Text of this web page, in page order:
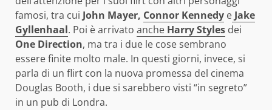
famosi, tra cui John Mayer, Connor Kennedy e Jake
Gyllenhaal. Poi è arrivato anche Harry Styles dei
One Direction, ma tra i due le cose sembrano
essere finite molto male. In questi giorni, invece, si
parla di un flirt con la nuova promessa del cinema
Douglas Booth, i due si sarebbero visti “in segreto”
in un pub di Londra.